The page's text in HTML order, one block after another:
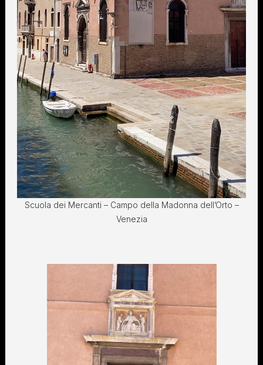
Scuola dei Mercanti – Campo della Madonna dell’Orto –
Venezia